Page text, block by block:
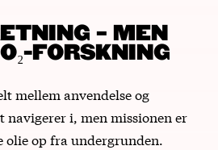
– MEN
FORSKNING
mellem anvendelse og
navigerer i, men missionen er
olie op fra undergrunden.